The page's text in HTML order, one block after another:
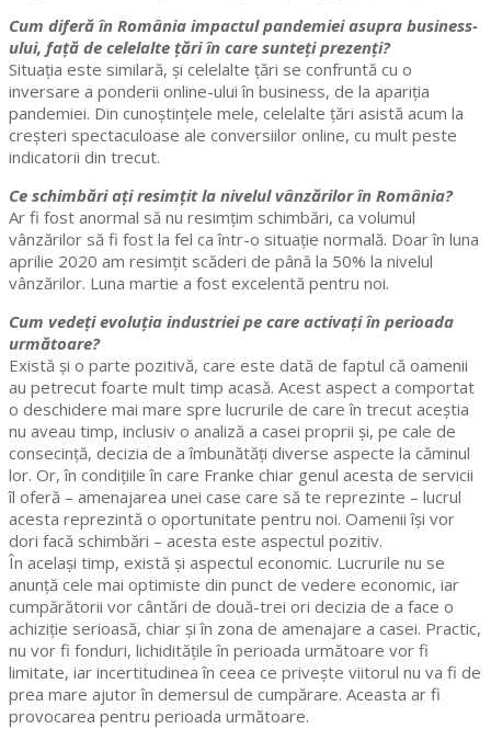
Cum diferă în România impactul pandemiei asupra business-
ului, față de celelalte țări în care sunteți prezenți?
Situația este similară, și celelalte țări se confruntă cu o
inversare a ponderii online-ului în business, de la apariția
pandemiei. Din cunoștințele mele, celelalte țări asistă acum la
creșteri spectaculoase ale conversiilor online, cu mult peste
indicatorii din trecut.
Ce schimbări ați resimțit la nivelul vânzărilor în România?
Ar fi fost anormal să nu resimțim schimbări, ca volumul
vânzărilor să fi fost la fel ca într-o situație normală. Doar în luna
aprilie 2020 am resimțit scăderi de până la 50% la nivelul
vânzărilor. Luna martie a fost excelentă pentru noi.
Cum vedeți evoluția industriei pe care activați în perioada
următoare?
Există și o parte pozitivă, care este dată de faptul că oamenii
au petrecut foarte mult timp acasă. Acest aspect a comportat
o deschidere mai mare spre lucrurile de care în trecut aceștia
nu aveau timp, inclusiv o analiză a casei proprii și, pe cale de
consecință, decizia de a îmbunătăți diverse aspecte la căminul
lor. Or, în condițiile în care Franke chiar genul acesta de servicii
îl oferă – amenajarea unei case care să te reprezinte – lucrul
acesta reprezintă o oportunitate pentru noi. Oamenii își vor
dori facă schimbări – acesta este aspectul pozitiv.
În același timp, există și aspectul economic. Lucrurile nu se
anunță cele mai optimiste din punct de vedere economic, iar
cumpărătorii vor cântări de două-trei ori decizia de a face o
achiziție serioasă, chiar și în zona de amenajare a casei. Practic,
nu vor fi fonduri, lichiditățile în perioada următoare vor fi
limitate, iar incertitudinea în ceea ce privește viitorul nu va fi de
prea mare ajutor în demersul de cumpărare. Aceasta ar fi
provocarea pentru perioada următoare.